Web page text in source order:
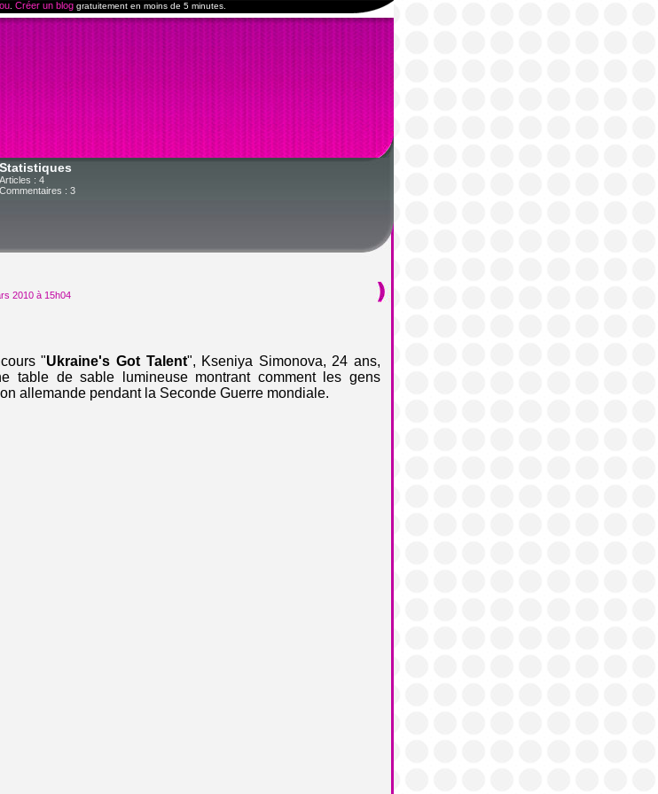
Créer un blog gratuitement en moins de 5 minutes.
Statistiques
Articles : 4
Commentaires : 3
2010 à 15h04
"Ukraine's Got Talent", Kseniya Simonova, 24 ans,
table de sable lumineuse montrant comment les gens
allemande pendant la Seconde Guerre mondiale.